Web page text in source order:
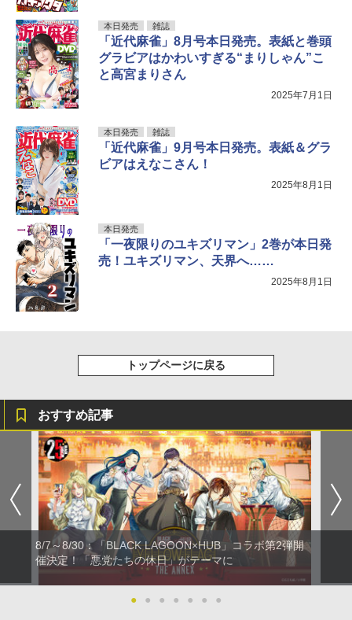
本日発売 雑誌
「近代麻雀」8月号本日発売。表紙と巻頭
グラビアはかわいすぎる“まりしゃん”こ
と高宮まりさん
2025年7月1日
本日発売 雑誌
「近代麻雀」9月号本日発売。表紙＆グラ
ビアはえなこさん！
2025年8月1日
本日発売
「一夜限りのユキズリマン」2巻が本日発
売！ユキズリマン、天界へ……
2025年8月1日
トップページに戻る
おすすめ記事
8/7～8/30：「BLACK LAGOON×HUB」コラボ第2弾開
催決定！「悪党たちの休日」がテーマに
● ● ● ● ● ● ●